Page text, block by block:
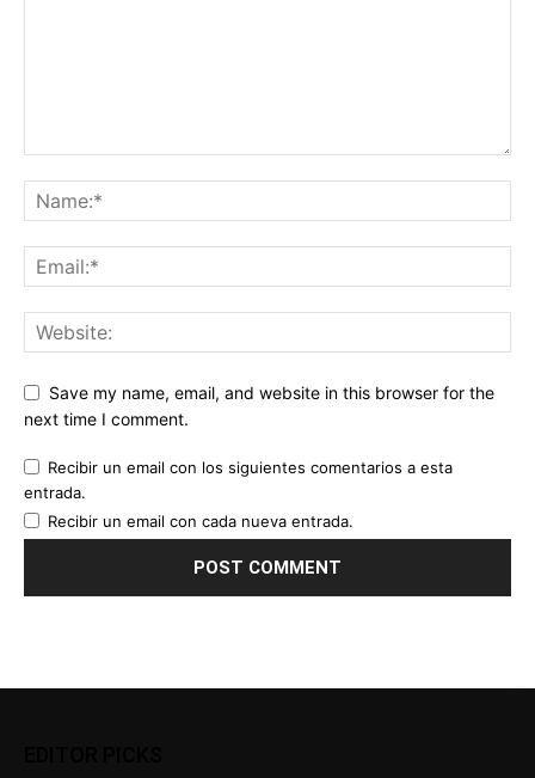
Save my name, email, and website in this browser for the
next time I comment.
Recibir un email con los siguientes comentarios a esta
entrada.
Recibir un email con cada nueva entrada.